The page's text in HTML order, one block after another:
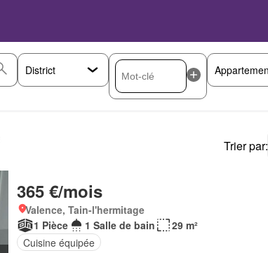
Trier par:
365 €/mois
Valence, Tain-l'hermitage
1 Pièce
1 Salle de bain
29 m²
Cuisine équipée